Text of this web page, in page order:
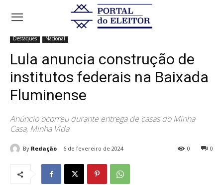
Início
Lula anuncia construção de institutos federais na
Baixada Fluminense
Destaques Nacional
Lula anuncia construção de
institutos federais na Baixada
Fluminense
Anúncio ocorreu durante entrega de casas do Minha
Casa, Minha Vida
By Redação 6 de fevereiro de 2024 0
0